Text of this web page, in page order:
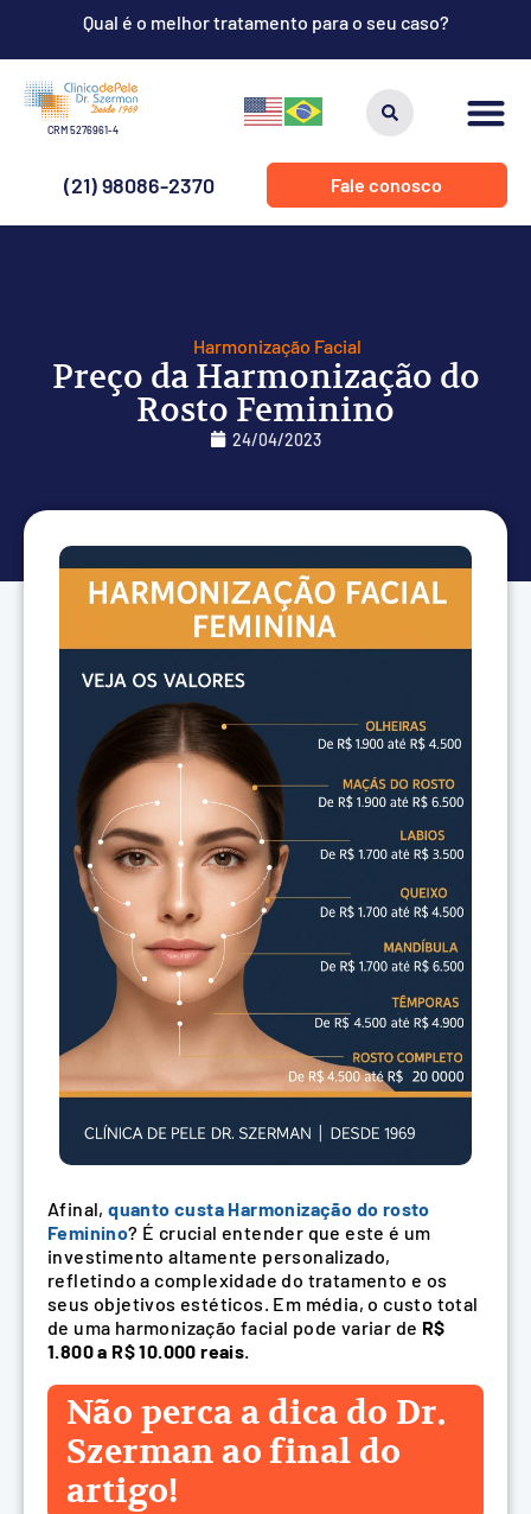
CRM 5276961-4
(21) 98086-2370 Fale conosco
Harmonização Facial
Preço da Harmonização do
Rosto Feminino
24/04/2023
Afinal,quanto custa Harmonização do rosto
Feminino? É crucial entender que este é um
investimento altamente personalizado,
refletindo a complexidade do tratamento e os
seus objetivos estéticos. Em média, o custo total
de uma harmonização facial pode variar de R$
1.800 a R$ 10.000 reais.
Não perca a dica do Dr.
Szerman ao final do
artigo!
Qual é o melhor tratamento para o seu caso?